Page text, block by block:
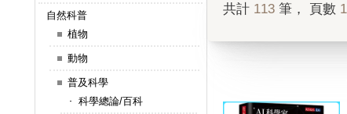
自然科普
植物
動物
普及科學
科學總論/百科
共計 113 筆， 頁數 1